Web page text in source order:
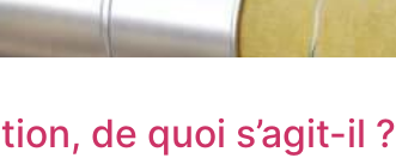
de quoi s’agit-il ?